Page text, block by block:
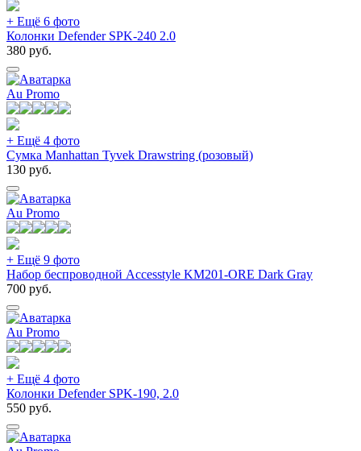
+ Ещё 6 фото
Колонки Defender SPK-240 2.0
380 руб.
Au Promo
+ Ещё 4 фото
Сумка Manhattan Tyvek Drawstring (розовый)
130 руб.
Au Promo
+ Ещё 9 фото
Набор беспроводной Accesstyle KM201-ORE Dark Gray
700 руб.
Au Promo
+ Ещё 4 фото
Колонки Defender SPK-190, 2.0
550 руб.